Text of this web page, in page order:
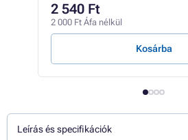
2 540 Ft
2 000 Ft Áfa nélkül
Kosárba
Leírás és specifikációk